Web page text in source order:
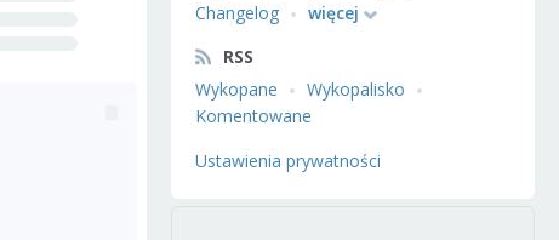
Changelog
więcej
RSS
Wykopane
Wykopalisko
Komentowane
Ustawienia prywatności